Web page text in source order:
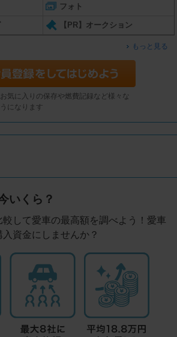
フォト
【PR】オークション
もっと見る
気に入りの保存や燃費記録など様々な
になります
いくら？
して愛車の最高額を調べよう！愛車
資金にしませんか？